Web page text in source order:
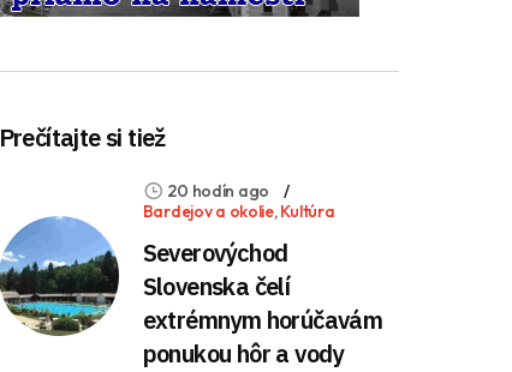
Prečítajte si tiež
20 hodín ago
Bardejov a okolie,Kultúra
Severovýchod
Slovenska čelí
extrémnym horúčavám
ponukou hôr a vody